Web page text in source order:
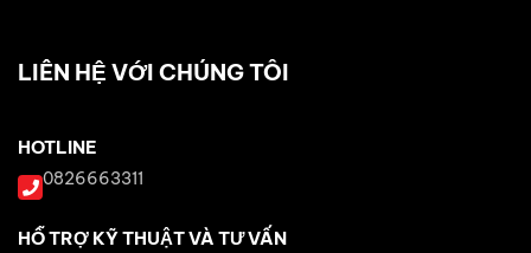
LIÊN HỆ VỚI CHÚNG TÔI
HOTLINE
0826663311
HỖ TRỢ KỸ THUẬT VÀ TƯ VẤN